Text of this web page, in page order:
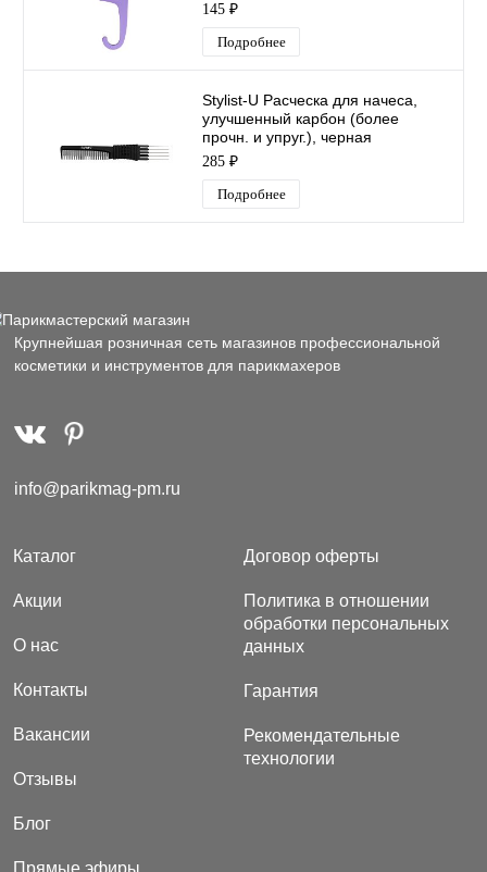
145 ₽
Подробнее
Stylist-U Расческа для начеса,
улучшенный карбон (более
прочн. и упруг.), черная
285 ₽
Подробнее
Крупнейшая розничная сеть магазинов профессиональной
косметики и инструментов для парикмахеров
info@parikmag-pm.ru
Каталог
Акции
О нас
Контакты
Вакансии
Отзывы
Блог
Прямые эфиры
Договор оферты
Политика в отношении
обработки персональных
данных
Гарантия
Рекомендательные
технологии